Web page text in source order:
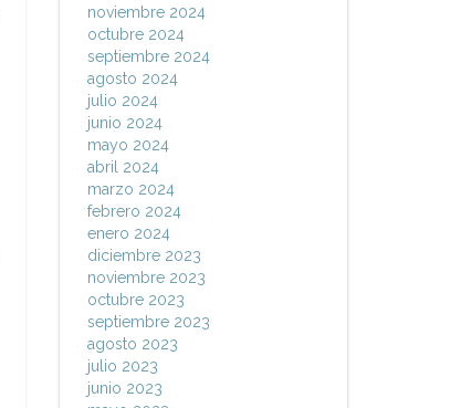
noviembre 2024
octubre 2024
septiembre 2024
agosto 2024
julio 2024
junio 2024
mayo 2024
abril 2024
marzo 2024
febrero 2024
enero 2024
diciembre 2023
noviembre 2023
octubre 2023
septiembre 2023
agosto 2023
julio 2023
junio 2023